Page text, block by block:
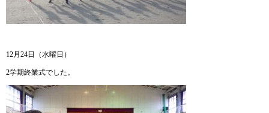
12月24日（水曜日）
2学期終業式でした。